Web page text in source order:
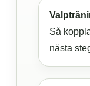
Så
nästa